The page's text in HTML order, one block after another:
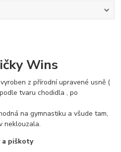
Wins
z přírodní upravené usně (
tvaru chodidla , po
na gymnastiku a všude tam,
neklouzala.
a piškoty